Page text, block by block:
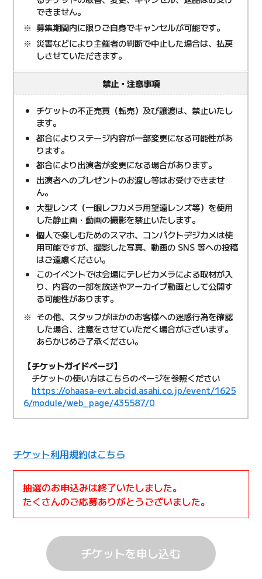
できません。
募集期間内に限りご自身でキャンセルが可能です。
災害などにより主催者の判断で中止した場合は、払戻
しさせていただきます。
禁止・注意事項
チケットの不正売買（転売）及び譲渡は、禁止いたし
ます。
都合によりステージ内容が一部変更になる可能性があ
ります。
都合により出演者が変更になる場合があります。
出演者へのプレゼントのお渡し等はお受けできませ
ん。
大型レンズ（一眼レフカメラ用望遠レンズ等）を使用
した静止画・動画の撮影を禁止いたします。
個人で楽しむためのスマホ、コンパクトデジカメは使
用可能ですが、撮影した写真、動画の SNS 等への投稿
はご遠慮ください。
このイベントでは会場にテレビカメラによる取材が入
り、内容の一部を放送やアーカイブ動画として公開す
る可能性があります。
その他、スタッフがほかのお客様への迷惑行為を確認
した場合、注意をさせていただく場合がございます。
あらかじめご了承ください。
【チケットガイドページ】
チケットの使い方はこちらのページを参照ください
https://ohaasa-evt.abcid.asahi.co.jp/event/1625
6/module/web_page/435587/0
チケット利用規約はこちら
抽選のお申込みは終了いたしました。
たくさんのご応募ありがとうございました。
チケットを申し込む